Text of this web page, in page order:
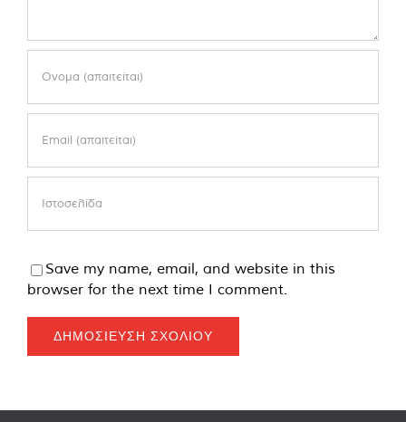
Save my name, email, and website in this
browser for the next time I comment.